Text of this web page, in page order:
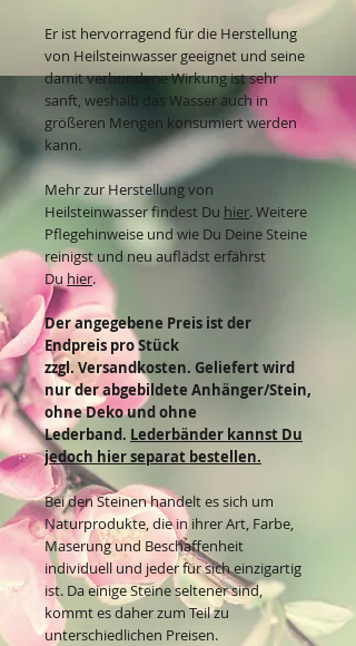
Er ist hervorragend für die Herstellung
von Heilsteinwasser geeignet und seine
damit verbundene Wirkung ist sehr
sanft, weshalb das Wasser auch in
größeren Mengen konsumiert werden
kann.
Mehr zur Herstellung von
Heilsteinwasser findest Du hier. Weitere
Pflegehinweise und wie Du Deine Steine
reinigst und neu auflädst erfährst
Du hier.
Der angegebene Preis ist der
Endpreis pro Stück
zzgl. Versandkosten. Geliefert wird
nur der abgebildete Anhänger/Stein,
ohne Deko und ohne
Lederband. Lederbänder kannst Du
jedoch hier separat bestellen.
Bei den Steinen handelt es sich um
Naturprodukte, die in ihrer Art, Farbe,
Maserung und Beschaffenheit
individuell und jeder für sich einzigartig
ist. Da einige Steine seltener sind,
kommt es daher zum Teil zu
unterschiedlichen Preisen.